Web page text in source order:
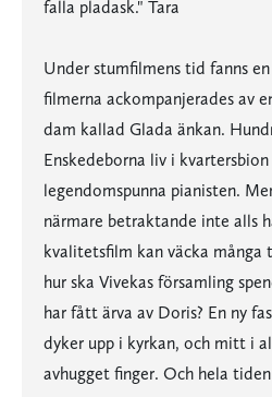
falla pladask." Tara
Under stumfilmens tid fanns
filmerna ackompanjerades av
dam kallad Glada änkan.
Enskedeborna liv i
legendomspunna pianisten.
närmare betraktande inte alls
kvalitetsfilm kan väcka många
hur ska Vivekas församling
har fått ärva av Doris? En ny
dyker upp i kyrkan, och mitt i
avhugget finger. Och hela